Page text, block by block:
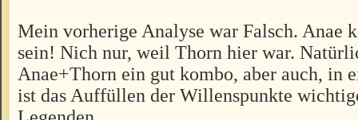
Mein vorherige Analyse war Falsch. Anae
sein! Nich nur, weil Thorn hier war.
Anae+Thorn ein gut kombo, aber auch, in
ist das Auffüllen der Willenspunkte